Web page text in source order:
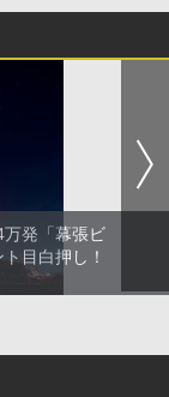
発「幕張ビ
目白押し！